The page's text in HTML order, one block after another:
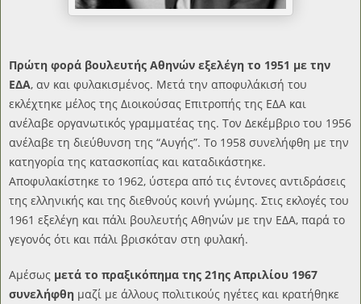
Πρώτη φορά βουλευτής Αθηνών εξελέγη το 1951 με την
ΕΔΑ, αν και φυλακισμένος. Μετά την αποφυλάκισή του
εκλέχτηκε μέλος της Διοικούσας Επιτροπής της ΕΔΑ και
ανέλαβε οργανωτικός γραμματέας της. Τον Δεκέμβριο του 1956
ανέλαβε τη διεύθυνση της “Αυγής”. Το 1958 συνελήφθη με την
κατηγορία της κατασκοπίας και καταδικάστηκε.
Αποφυλακίστηκε το 1962, ύστερα από τις έντονες αντιδράσεις
της ελληνικής και της διεθνούς κοινή γνώμης. Στις εκλογές του
1961 εξελέγη και πάλι βουλευτής Αθηνών με την ΕΔΑ, παρά το
γεγονός ότι και πάλι βρισκόταν στη φυλακή.
Αμέσως μετά το πραξικόπημα της 21ης Απριλίου 1967
συνελήφθη μαζί με άλλους πολιτικούς ηγέτες και κρατήθηκε